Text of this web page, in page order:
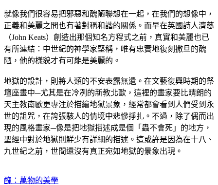
就像我們很容易把邪惡和醜陋聯想在一起，在我們的想像中，
正義和美麗之間也有著對稱和諧的關係。而早在英國詩人濟慈
（John Keats）創造出那個知名方程式之前，真實和美麗也已
有所連結：中世紀的神學家堅稱，唯有忠實地復刻撒旦的醜
陋，他的樣貌才有可能是美麗的。
地獄的設計，則將人類的不安表露無遺。在文藝復興時期的祭
壇座畫中─尤其是在冷冽的新教北歐，這裡的畫家要比晴朗的
天主教南歐更專注於描繪地獄景象，經常都會看到人們受到永
世的詛咒，在誇張駭人的情境中悲慘掙扎。不過，除了偶而出
現的風格畫家─像是把地獄描述成是個「蟲不會死」的地方，
聖經中對於地獄則鮮少有詳細的描述。這或許是因為在十八、
九世紀之前，世間還沒有真正宛如地獄的景象出現。
醜：萬物的美學